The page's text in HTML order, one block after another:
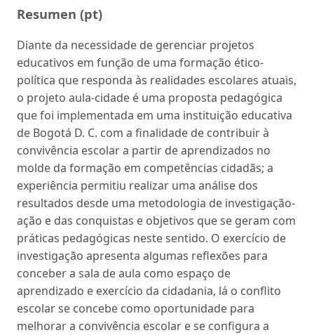
Resumen (pt)
Diante da necessidade de gerenciar projetos
educativos em função de uma formação ético-
política que responda às realidades escolares atuais,
o projeto aula-cidade é uma proposta pedagógica
que foi implementada em uma instituição educativa
de Bogotá D. C. com a finalidade de contribuir à
convivência escolar a partir de aprendizados no
molde da formação em competências cidadãs; a
experiência permitiu realizar uma análise dos
resultados desde uma metodologia de investigação-
ação e das conquistas e objetivos que se geram com
práticas pedagógicas neste sentido. O exercício de
investigação apresenta algumas reflexões para
conceber a sala de aula como espaço de
aprendizado e exercício da cidadania, lá o conflito
escolar se concebe como oportunidade para
melhorar a convivência escolar e se configura a